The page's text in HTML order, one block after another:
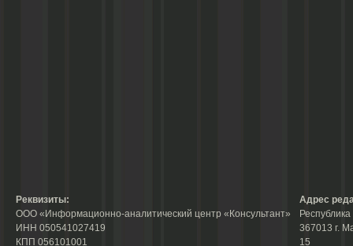
Реквизиты:
ООО «Информационно-аналитический центр «Консультант»
ИНН 050541027419
КПП 056101001
Адрес
367013 г.
15